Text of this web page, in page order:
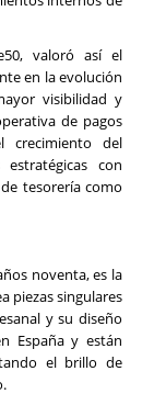
valoró así el
en la evolución
visibilidad y
de pagos
crecimiento del
con
tesorería como
noventa, es la
piezas singulares
y su diseño
España y están
el brillo de